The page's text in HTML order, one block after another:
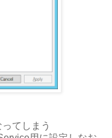
てしまう